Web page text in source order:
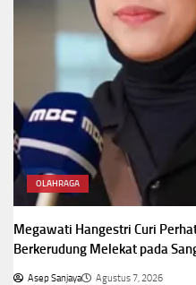
OLAHRAGA
Megawati Hangestri Curi
Berkerudung Melekat pada
Asep Sanjaya Agustus 7, 2026